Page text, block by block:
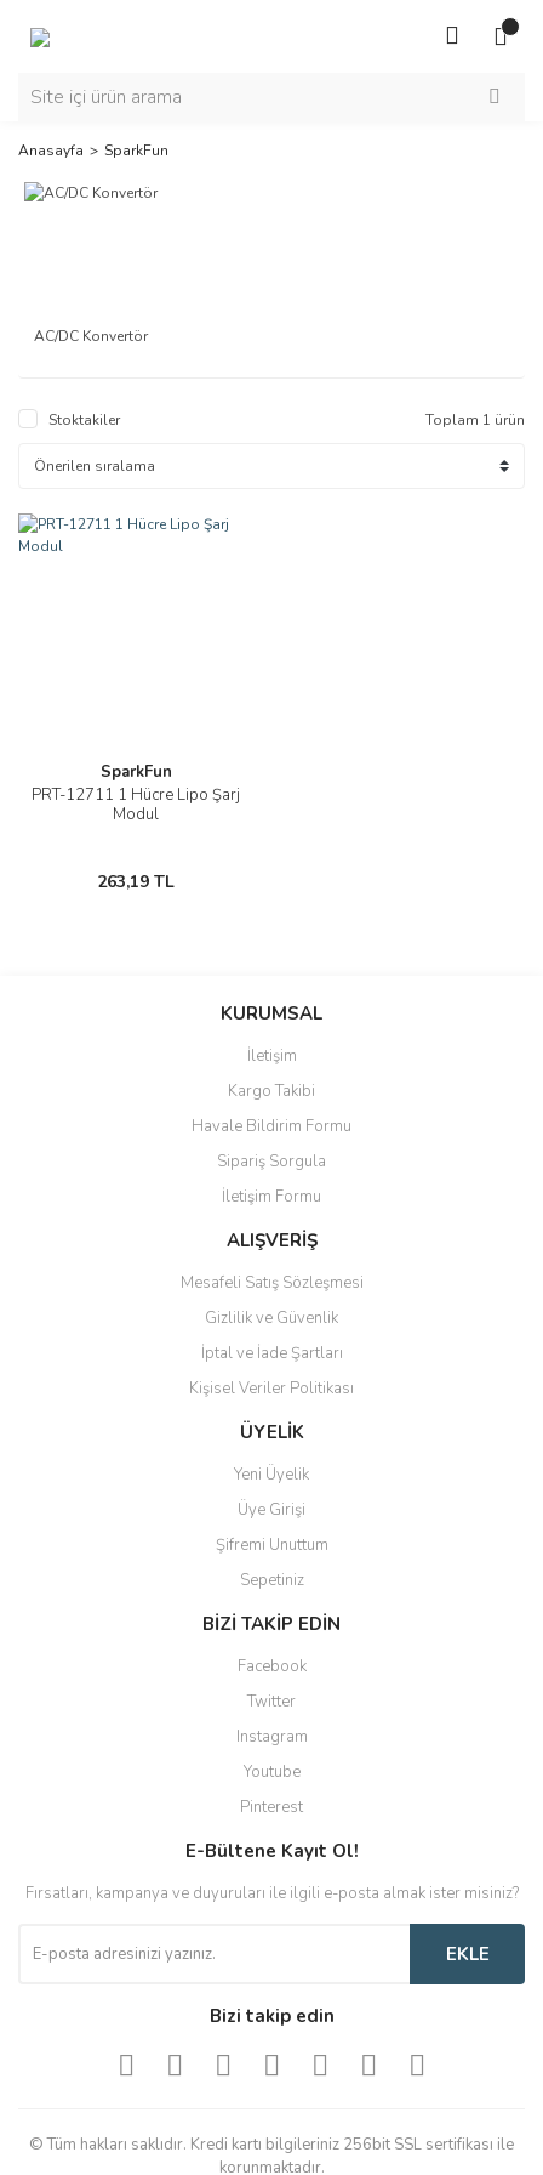
Anasayfa SparkFun
AC/DC Konvertör
Stoktakiler Toplam 1 ürün
SparkFun
PRT-12711 1 Hücre Lipo Şarj
Modul
263,19 TL
KURUMSAL
İletişim
Kargo Takibi
Havale Bildirim Formu
Sipariş Sorgula
İletişim Formu
ALIŞVERİŞ
Mesafeli Satış Sözleşmesi
Gizlilik ve Güvenlik
İptal ve İade Şartları
Kişisel Veriler Politikası
ÜYELİK
Yeni Üyelik
Üye Girişi
Şifremi Unuttum
Sepetiniz
BİZİ TAKİP EDİN
Facebook
Twitter
Instagram
Youtube
Pinterest
E-Bültene Kayıt Ol!
Fırsatları, kampanya ve duyuruları ile ilgili e-posta almak ister misiniz?
EKLE
Bizi takip edin
© Tüm hakları saklıdır. Kredi kartı bilgileriniz 256bit SSL sertifikası ile
korunmaktadır.